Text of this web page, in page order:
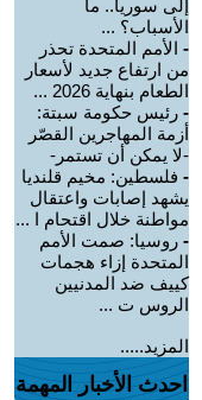
إلى سوريا.. ما
الأسباب؟ ...
- الأمم المتحدة تحذر
من ارتفاع جديد لأسعار
الطعام بنهاية 2026 ...
- رئيس حكومة سبتة:
أزمة المهاجرين القصّر
-لا يمكن أن تستمر-
- فلسطين: مخيم قلنديا
يشهد إصابات واعتقال
مواطنة خلال اقتحام ا ...
- روسيا: صمت الأمم
المتحدة إزاء هجمات
كييف ضد المدنيين
الروس ت ...
المزيد.....
احدث الأخبار المهمة